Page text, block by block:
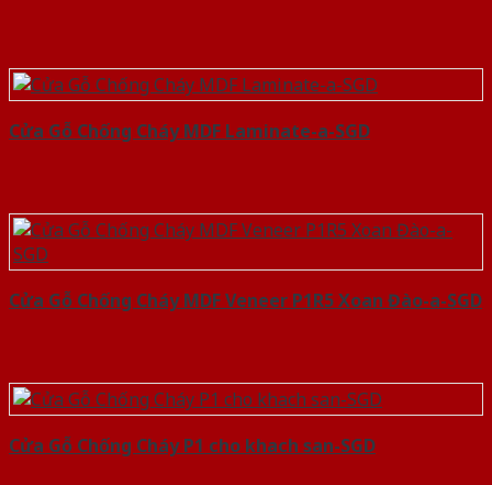
Cửa Gỗ Chống Cháy MDF Laminate-a-SGD
Cửa Gỗ Chống Cháy MDF Veneer P1R5 Xoan Đào-a-SGD
Cửa Gỗ Chống Cháy P1 cho khach san-SGD